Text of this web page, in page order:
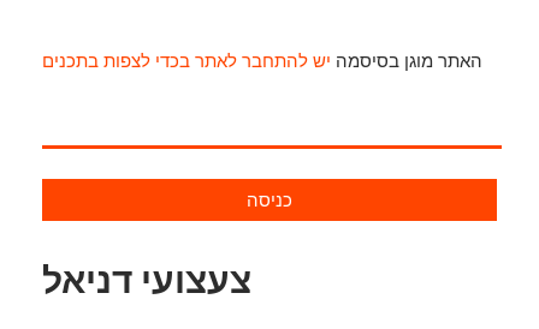
האתר מוגן בסיסמה יש להתחבר לאתר בכדי לצפות בתכנים
כניסה
צעצועי דניאל